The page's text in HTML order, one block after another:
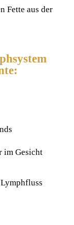
Fette aus der
im Gesicht